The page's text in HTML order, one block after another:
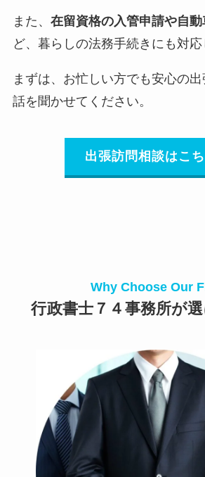
また、 在留資格の入管申請や自動
ど、暮らしの法務手続きにも対応
まずは、お忙しい方でも安心の
話を聞かせてください。
出張訪問相談はこ
Why Choose Our
行政書士７４事務所が